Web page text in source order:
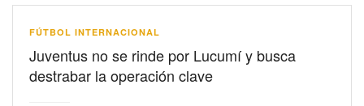
FÚTBOL INTERNACIONAL
Juventus no se rinde por Lucumí y busca
destrabar la operación clave